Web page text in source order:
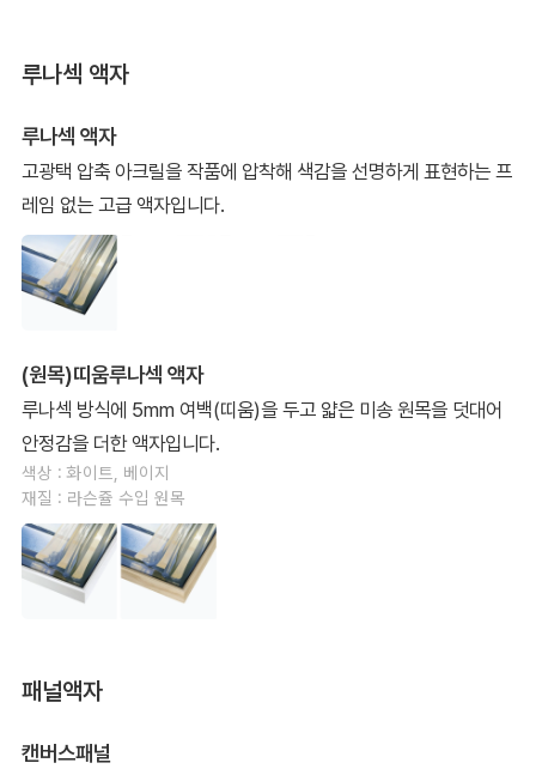
루나섹 액자
루나섹 액자
고광택 압축 아크릴을 작품에 압착해 색감을 선명하게 표현하는 프
레임 없는 고급 액자입니다.
(원목)띠움루나섹 액자
루나섹 방식에 5mm 여백(띠움)을 두고 얇은 미송 원목을 덧대어
안정감을 더한 액자입니다.
색상 : 화이트, 베이지
재질 : 라슨쥴 수입 원목
패널액자
캔버스패널